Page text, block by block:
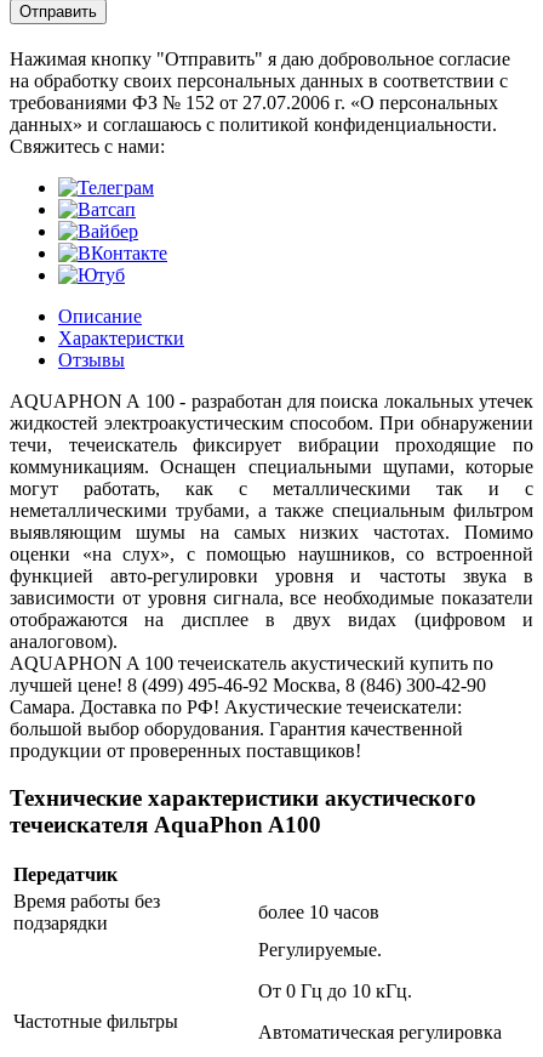
Отправить
Нажимая кнопку "Отправить" я даю добровольное согласие
на обработку своих персональных данных в соответствии с
требованиями ФЗ № 152 от 27.07.2006 г. «О персональных
данных» и соглашаюсь с политикой конфиденциальности.
Cвяжитесь с нами:
Описание
Характеристки
Отзывы
AQUAPHON A 100 - разработан для поиска локальных утечек
жидкостей электроакустическим способом. При обнаружении
течи, течеискатель фиксирует вибрации проходящие по
коммуникациям. Оснащен специальными щупами, которые
могут работать, как с металлическими так и с
неметаллическими трубами, а также специальным фильтром
выявляющим шумы на самых низких частотах. Помимо
оценки «на слух», с помощью наушников, со встроенной
функцией авто-регулировки уровня и частоты звука в
зависимости от уровня сигнала, все необходимые показатели
отображаются на дисплее в двух видах (цифровом и
аналоговом).
AQUAPHON A 100 течеискатель акустический купить по
лучшей цене! 8 (499) 495-46-92 Москва, 8 (846) 300-42-90
Самара. Доставка по РФ! Акустические течеискатели:
большой выбор оборудования. Гарантия качественной
продукции от проверенных поставщиков!
Технические характеристики акустического
течеискателя AquaPhon A100
Передатчик
Время работы без
подзарядки
более 10 часов
Частотные фильтры
Регулируемые.
От 0 Гц до 10 кГц.
Автоматическая регулировка